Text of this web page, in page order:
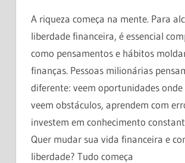
A riqueza começa na mente. Para
liberdade financeira, é essencial
como pensamentos e hábitos
finanças. Pessoas milionárias
diferente: veem oportunidades
veem obstáculos, aprendem com
investem em conhecimento
Quer mudar sua vida financeira e
liberdade? Tudo começa